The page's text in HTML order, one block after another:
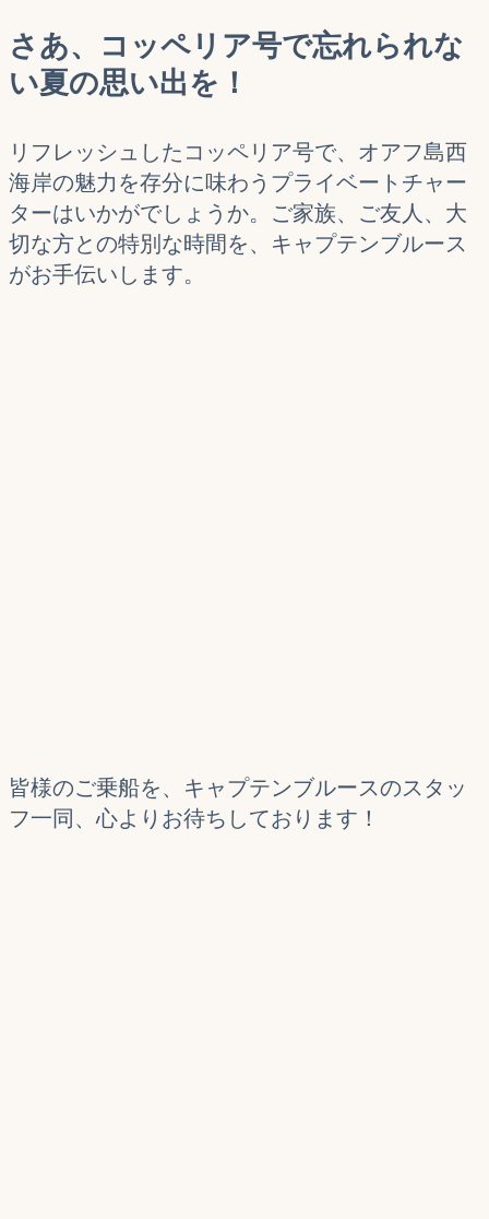
さあ、コッペリア号で忘れられな
い夏の思い出を！
リフレッシュしたコッペリア号で、オアフ島西
海岸の魅力を存分に味わうプライベートチャー
ターはいかがでしょうか。ご家族、ご友人、大
切な方との特別な時間を、キャプテンブルース
がお手伝いします。
皆様のご乗船を、キャプテンブルースのスタッ
フ一同、心よりお待ちしております！